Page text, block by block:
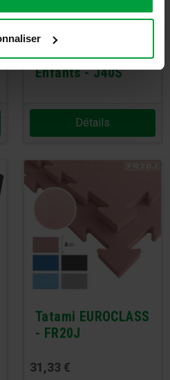
Tatami Judo
Enfants - J40S
Détails
Tatami EUROCLASS
- FR20J
31,33 €